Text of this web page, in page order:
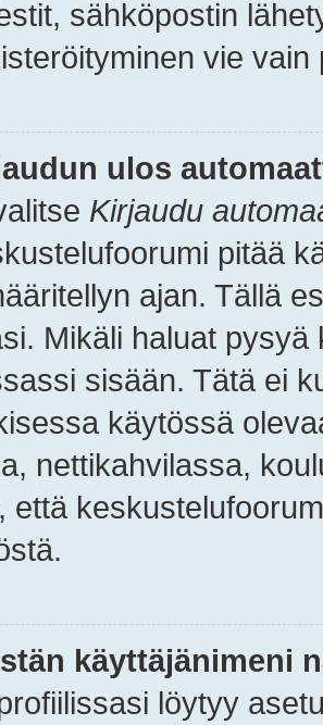
sähköpostin
vie
ulos
Kirjaudu
pitää
ajan. Tällä
Mikäli haluat
sisään. Tätä ei
käytössä
nettikahvilassa,
että
käyttäjänimeni
löytyy